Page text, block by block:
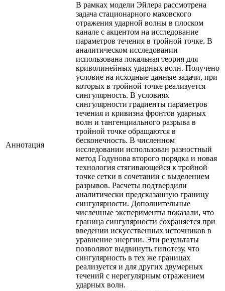
Аннотация
В рамках модели Эйлера рассмотрена
задача стационарного маховского
отражения ударной волны в плоском
канале с акцентом на исследование
параметров течения в тройной точке. В
аналитическом исследовании
использована локальная теория для
криволинейных ударных волн. Получено
условие на исходные данные задачи, при
которых в тройной точке реализуется
сингулярность. В условиях
сингулярности градиенты параметров
течения и кривизна фронтов ударных
волн и тангенциального разрыва в
тройной точке обращаются в
бесконечность. В численном
исследовании использован разностный
метод Годунова второго порядка и новая
технология стягивающейся к тройной
точке сетки в сочетании с выделением
разрывов. Расчеты подтвердили
аналитически предсказанную границу
сингулярности. Дополнительные
численные эксперименты показали, что
граница сингулярности сохраняется при
введении искусственных источников в
уравнение энергии. Эти результаты
позволяют выдвинуть гипотезу, что
сингулярность в тех же границах
реализуется и для других двумерных
течений с нерегулярным отражением
ударных волн.